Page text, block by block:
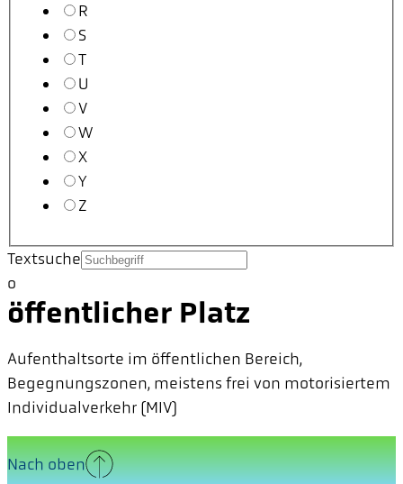
R
S
T
U
V
W
X
Y
Z
Textsuche
o
öffentlicher Platz
Aufenthaltsorte im öffentlichen Bereich,
Begegnungszonen, meistens frei von motorisiertem
Individualverkehr (MIV)
Nach oben